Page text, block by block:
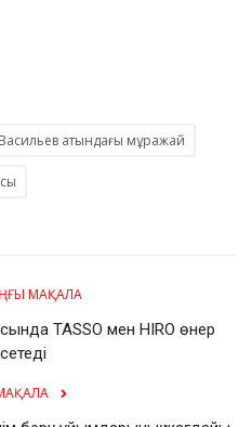
атындағы мұражай
МАҚАЛА
TASSO мен HIRO өнер